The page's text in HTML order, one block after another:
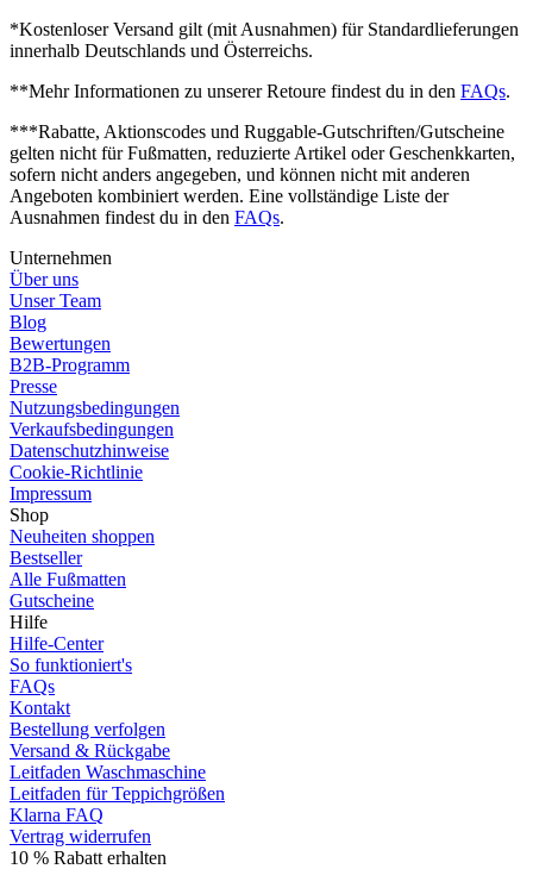
*Kostenloser Versand gilt (mit Ausnahmen) für Standardlieferungen
innerhalb Deutschlands und Österreichs.
**Mehr Informationen zu unserer Retoure findest du in den FAQs.
***Rabatte, Aktionscodes und Ruggable-Gutschriften/Gutscheine
gelten nicht für Fußmatten, reduzierte Artikel oder Geschenkkarten,
sofern nicht anders angegeben, und können nicht mit anderen
Angeboten kombiniert werden. Eine vollständige Liste der
Ausnahmen findest du in den FAQs.
Unternehmen
Über uns
Unser Team
Blog
Bewertungen
B2B-Programm
Presse
Nutzungsbedingungen
Verkaufsbedingungen
Datenschutzhinweise
Cookie-Richtlinie
Impressum
Shop
Neuheiten shoppen
Bestseller
Alle Fußmatten
Gutscheine
Hilfe
Hilfe-Center
So funktioniert's
FAQs
Kontakt
Bestellung verfolgen
Versand & Rückgabe
Leitfaden Waschmaschine
Leitfaden für Teppichgrößen
Klarna FAQ
Vertrag widerrufen
10 % Rabatt erhalten